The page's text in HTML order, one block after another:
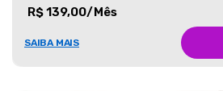
R$ 139,00/Mês
SAIBA MAIS